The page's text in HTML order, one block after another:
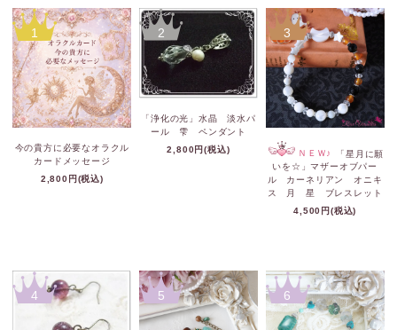
1
今の貴方に必要なオラクル
カードメッセージ
2,800円(税込)
2
「浄化の光」水晶 淡水パ
ール 雫 ペンダント
2,800円(税込)
3
ＮＥＷ♪
「星月に願
いを☆」マザーオブパー
ル カーネリアン オニキ
ス 月 星 ブレスレット
4,500円(税込)
4 5 6